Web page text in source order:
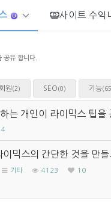
사이트 수익
공유 합니다.
원 (2) SEO (0) 기능
는 개인이 라이믹스 팁을
이믹스의 간단한 것을 만
기타 4123 10